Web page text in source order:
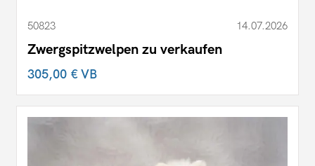
50823 14.07.2026
Zwergspitzwelpen zu verkaufen
305,00 €VB